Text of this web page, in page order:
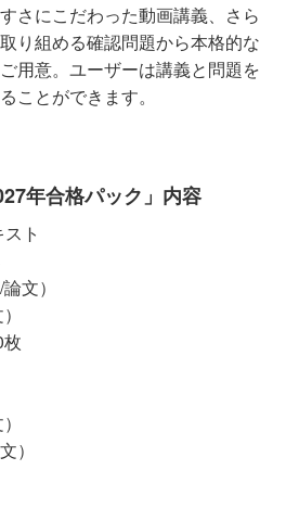
さにこだわった動画講義、さら
り組める確認問題から本格的な
用意。ユーザーは講義と問題を
ことができます。
年合格パック」内容
ト
文）
）